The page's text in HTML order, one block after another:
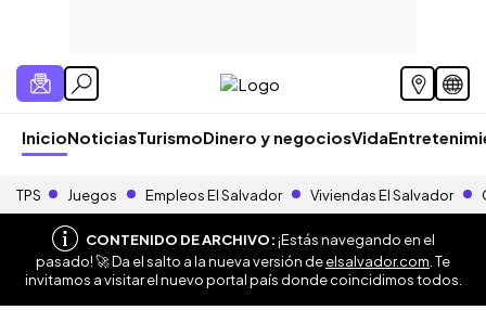
InicioNoticiasTurismoDinero y negociosVida
TPS Juegos Empleos El Salvador Viviendas El Salvador
CONTENIDO DE ARCHIVO:¡Estás navegando en el
pasado! 🚀 Da el salto a la nueva versión deelsalvador.com . Te
invitamos a visitar el nuevo portal país donde coincidimos todos.